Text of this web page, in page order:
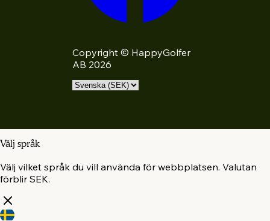
Copyright © HappyGolfer
AB 2026
Välj språk
Välj vilket språk du vill använda för webbplatsen. Valutan
förblir SEK.